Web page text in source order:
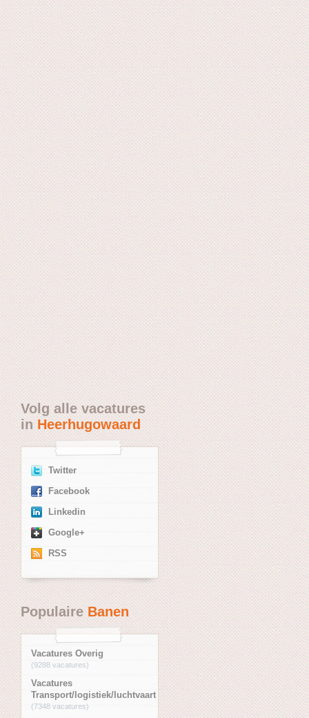
Volg alle vacatures
inHeerhugowaard
Twitter
Facebook
Linkedin
Google+
RSS
PopulaireBanen
Vacatures Overig
(9288 vacatures)
Vacatures
Transport/logistiek/luchtvaart
(7348 vacatures)